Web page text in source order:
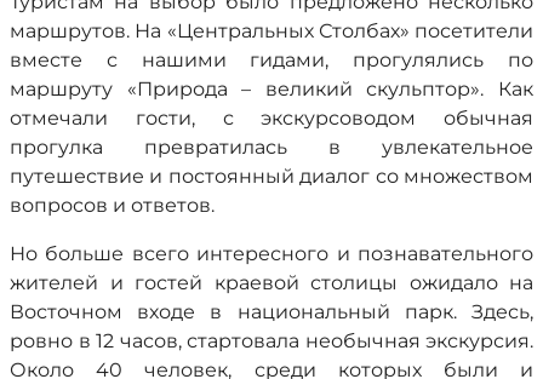
маршрутов. На «Центральных Столбах» посетители
вместе с нашими гидами, прогулялись по
маршруту «Природа – великий скульптор». Как
отмечали гости, с экскурсоводом обычная
прогулка превратилась в увлекательное
путешествие и постоянный диалог со множеством
вопросов и ответов.
Но больше всего интересного и познавательного
жителей и гостей краевой столицы ожидало на
Восточном входе в национальный парк. Здесь,
ровно в 12 часов, стартовала необычная экскурсия.
Около 40 человек, среди которых были и